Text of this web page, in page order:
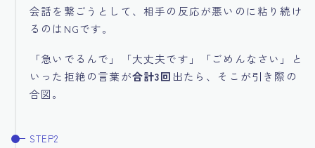
会話を繋ごうとして、相手の反応が悪いのに粘り続け
るのはNGです。
「急いでるんで」「大丈夫です」「ごめんなさい」と
いった拒絶の言葉が合計3回 出たら、そこが引き際の
合図。